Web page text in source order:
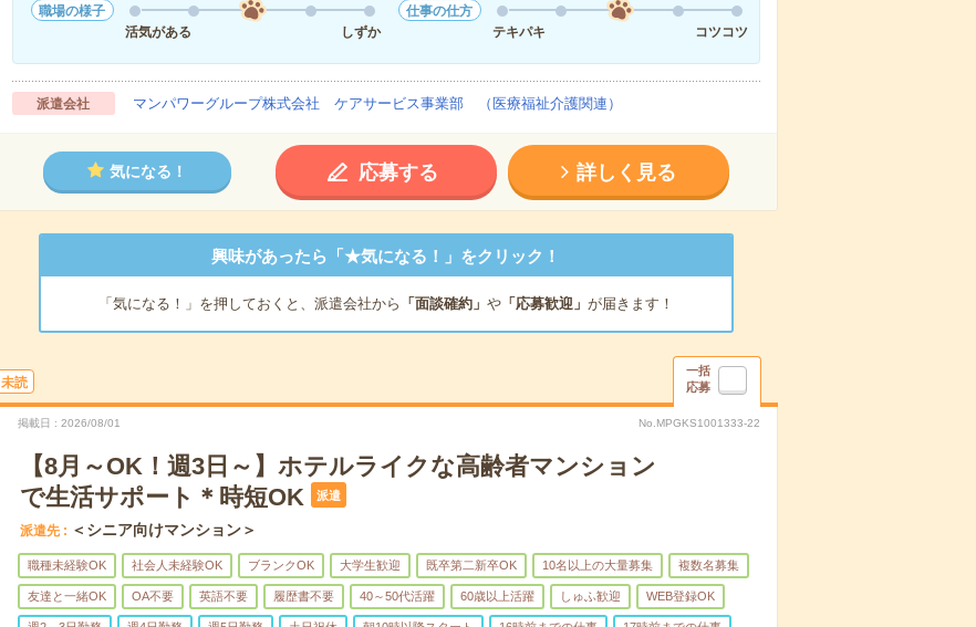
職場の様子
活気がある
しずか
仕事の仕方
テキパキ
コツコツ
派遣会社 マンパワーグループ株式会社 ケアサービス事業部 （医療福祉介護関連）
気になる！ 応募する 詳しく見る
興味があったら「★気になる！」をクリック！
「気になる！」を押しておくと、派遣会社から 「面談確約」 や「応募歓迎」 が届きます！
未読
一括
応募
掲載日 2026/08/01 No.MPGKS1001333-22
【8月～OK！週3日～】ホテルライクな高齢者マンション
で生活サポート＊時短OK
派遣
派遣先 ＜シニア向けマンション＞
職種未経験OK 社会人未経験OK ブランクOK 大学生歓迎 既卒第二新卒OK 10名以上の大量募集 複数名募集
友達と一緒OK OA不要 英語不要 履歴書不要 40～50代活躍 60歳以上活躍 しゅふ歓迎 WEB登録OK